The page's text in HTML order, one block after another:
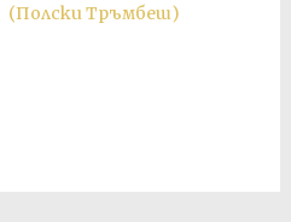
(Полски Тръмбеш)